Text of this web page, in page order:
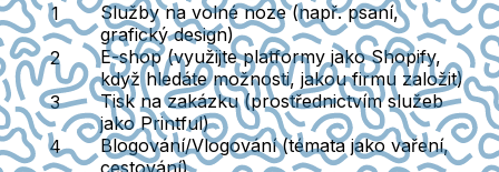
Služby na volné noze(např. psaní,
grafický design)
E-shop(využijte platformy jako Shopify,
když hledáte možnosti, jakou firmu založit)
Tisk na zakázku(prostřednictvím služeb
jako Printful)
Blogování/Vlogování(témata jako vaření,